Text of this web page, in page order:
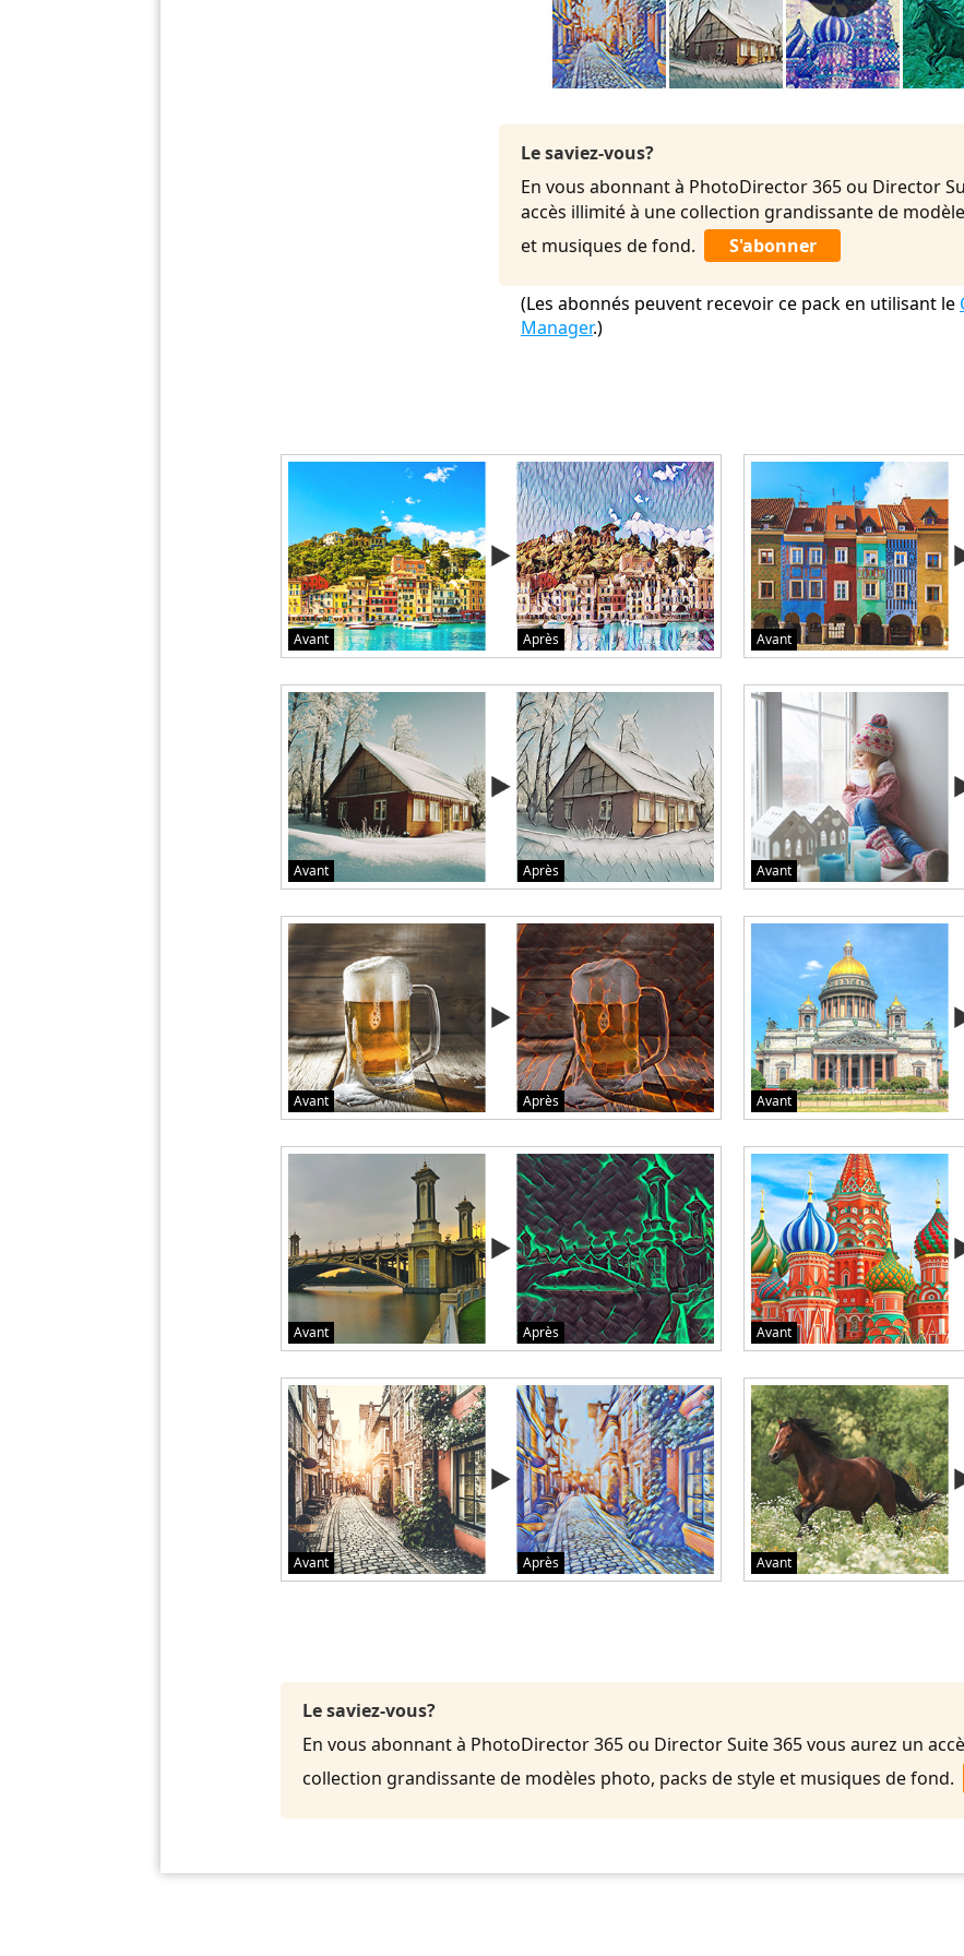
Le saviez-vous?
En vous abonnant à PhotoDirector 365 ou Director
accès illimité à une collection grandissante de
et musiques de fond.
S'abonner
(Les abonnés peuvent recevoir ce pack en utilisant le
Manager.)
Avant Après Avant
Avant Après Avant
Avant Après Avant
Avant Après Avant
Avant Après Avant
Le saviez-vous?
En vous abonnant à PhotoDirector 365 ou Director Suite 365 vous aurez un
collection grandissante de modèles photo, packs de style et musiques de fond.